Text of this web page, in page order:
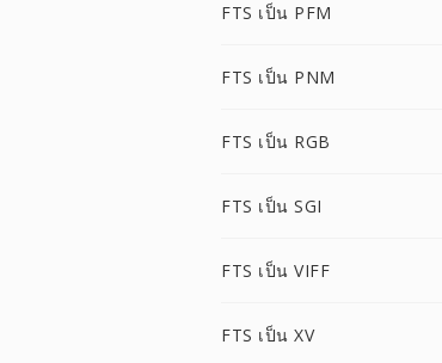
FTS เป็น PFM
FTS เป็น PNM
FTS เป็น RGB
FTS เป็น SGI
FTS เป็น VIFF
FTS เป็น XV